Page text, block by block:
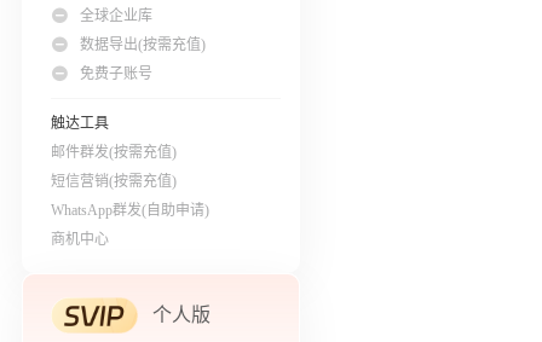
全球企业库
数据导出(按需充值)
免费子账号
触达工具
邮件群发(按需充值)
短信营销(按需充值)
WhatsApp群发(自助申请)
商机中心
个人版